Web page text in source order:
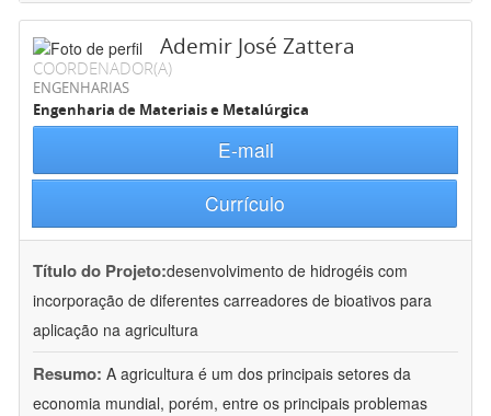
Ademir José Zattera
COORDENADOR(A)
ENGENHARIAS
Engenharia de Materiais e Metalúrgica
E-mail
Currículo
Título do Projeto:desenvolvimento de hidrogéis com
incorporação de diferentes carreadores de bioativos para
aplicação na agricultura
Resumo: A agricultura é um dos principais setores da
economia mundial, porém, entre os principais problemas